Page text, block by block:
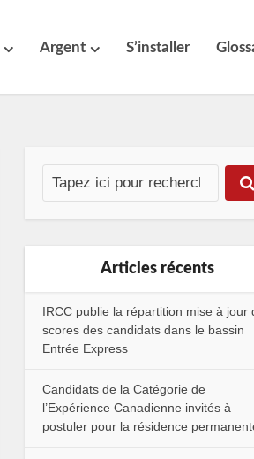
Argent S’installer
Articles récents
IRCC publie la répartition mise à jour
scores des candidats dans le bassin
Entrée Express
Candidats de la Catégorie de
l’Expérience Canadienne invités à
postuler pour la résidence